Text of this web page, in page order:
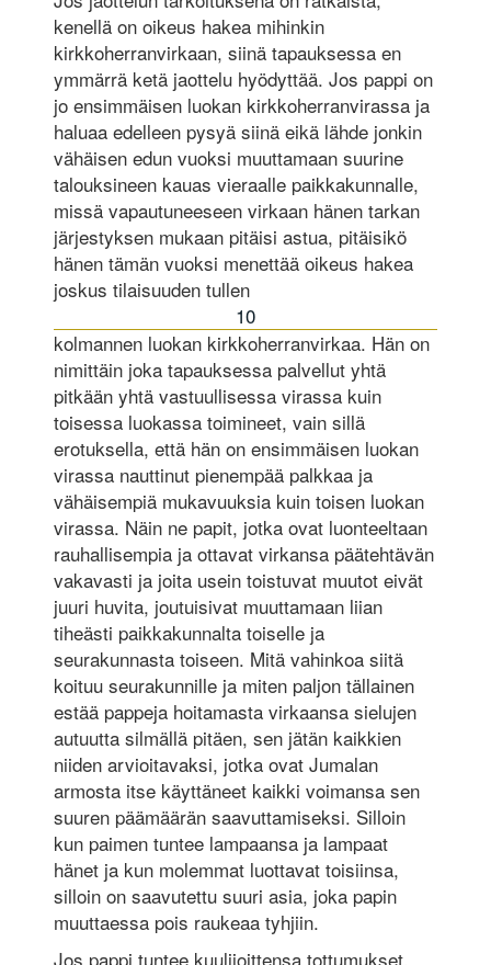
kenellä on oikeus hakea mihinkin
kirkkoherranvirkaan, siinä tapauksessa en
ymmärrä ketä jaottelu hyödyttää. Jos pappi on
jo ensimmäisen luokan kirkkoherranvirassa ja
haluaa edelleen pysyä siinä eikä lähde jonkin
vähäisen edun vuoksi muuttamaan suurine
talouksineen kauas vieraalle paikkakunnalle,
missä vapautuneeseen virkaan hänen tarkan
järjestyksen mukaan pitäisi astua, pitäisikö
hänen tämän vuoksi menettää oikeus hakea
joskus tilaisuuden tullen
10
kolmannen luokan kirkkoherranvirkaa. Hän on
nimittäin joka tapauksessa palvellut yhtä
pitkään yhtä vastuullisessa virassa kuin
toisessa luokassa toimineet, vain sillä
erotuksella, että hän on ensimmäisen luokan
virassa nauttinut pienempää palkkaa ja
vähäisempiä mukavuuksia kuin toisen luokan
virassa. Näin ne papit, jotka ovat luonteeltaan
rauhallisempia ja ottavat virkansa päätehtävän
vakavasti ja joita usein toistuvat muutot eivät
juuri huvita, joutuisivat muuttamaan liian
tiheästi paikkakunnalta toiselle ja
seurakunnasta toiseen. Mitä vahinkoa siitä
koituu seurakunnille ja miten paljon tällainen
estää pappeja hoitamasta virkaansa sielujen
autuutta silmällä pitäen, sen jätän kaikkien
niiden arvioitavaksi, jotka ovat Jumalan
armosta itse käyttäneet kaikki voimansa sen
suuren päämäärän saavuttamiseksi. Silloin
kun paimen tuntee lampaansa ja lampaat
hänet ja kun molemmat luottavat toisiinsa,
silloin on saavutettu suuri asia, joka papin
muuttaessa pois raukeaa tyhjiin.
Jos pappi tuntee kuulijoittensa tottumukset,